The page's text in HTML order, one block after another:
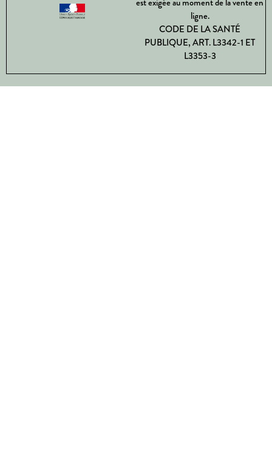
ligne.
CODE DE LA SANTÉ
PUBLIQUE, ART. L3342-1 ET
L3353-3